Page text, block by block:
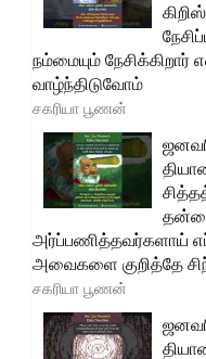
நம்மையும்
வாழ்ந்திடுவோம்
சகரியா பூணன்
அர்ப்பணித்தவர்களாய்
அவைகளை குறித்தே
சகரியா பூணன்